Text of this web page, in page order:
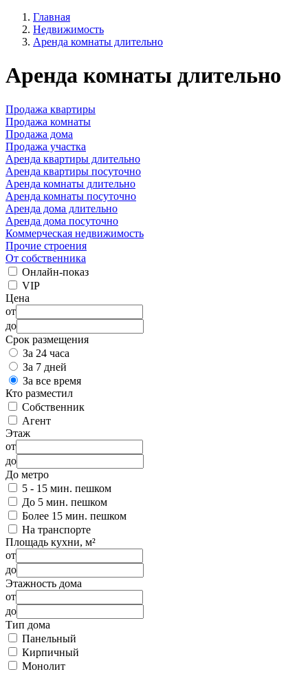
Главная
Недвижимость
Аренда комнаты длительно
Аренда комнаты длительно
Продажа квартиры
Продажа комнаты
Продажа дома
Продажа участка
Аренда квартиры длительно
Аренда квартиры посуточно
Аренда комнаты длительно
Аренда комнаты посуточно
Аренда дома длительно
Аренда дома посуточно
Коммерческая недвижимость
Прочие строения
От собственника
Онлайн-показ
VIP
Цена
от
до
Срок размещения
За 24 часа
За 7 дней
За все время
Кто разместил
Собственник
Агент
Этаж
от
до
До метро
5 - 15 мин. пешком
До 5 мин. пешком
Более 15 мин. пешком
На транспорте
Площадь кухни, м²
от
до
Этажность дома
от
до
Тип дома
Панельный
Кирпичный
Монолит